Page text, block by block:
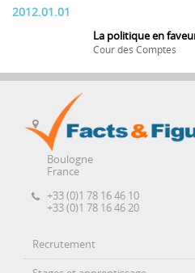
2012.01.01
La politique en
Cour des Comptes
Boulogne
France
+33 (0)1 78 16 46 10
+33 (0)1 78 16 46 20
Recrutement